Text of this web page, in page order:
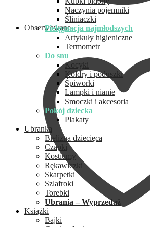
Obserwowane
Naczynia pojemniki
Śliniaczki
Pielęgnacja najmłodszych
Artykuły higieniczne
Termometr
Do snu
Kocyki
Kołdry i poduszki
Śpiworki
Lampki i nianie
Smoczki i akcesoria
Pokój dziecka
Plakaty
Ubranka
Bielizna dziecięca
Czapki
Kostiumy
Rękawiczki
Skarpetki
Szlafroki
Torebki
Ubrania – Wyprzedaż
Książki
Bajki